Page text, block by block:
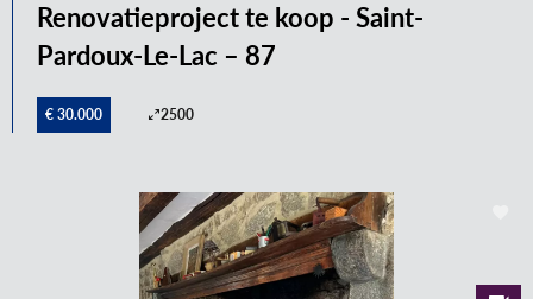
Renovatieproject te koop - Saint-
Pardoux-Le-Lac – 87
€ 30.000 2500